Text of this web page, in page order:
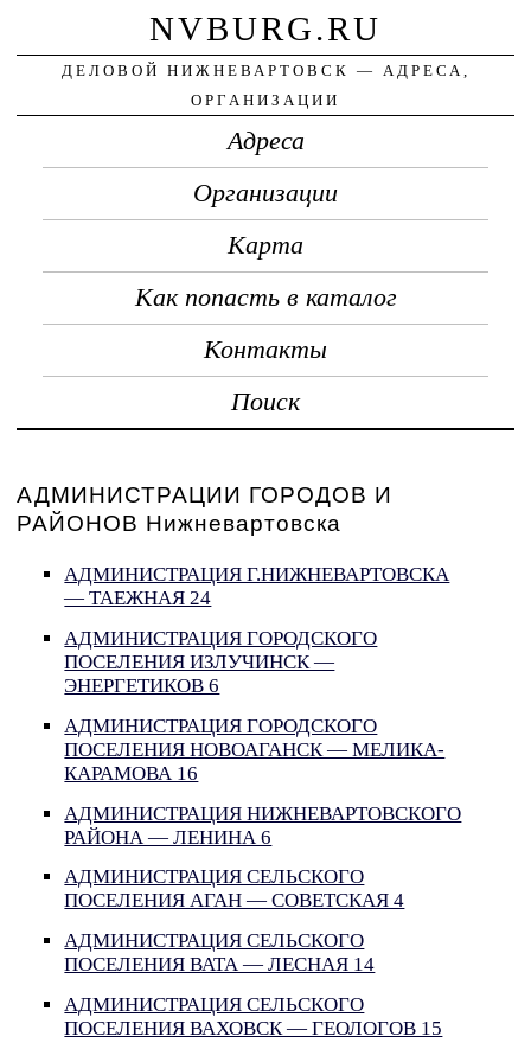
NVBURG.RU
ДЕЛОВОЙ НИЖНЕВАРТОВСК — АДРЕСА,
ОРГАНИЗАЦИИ
Адреса
Организации
Карта
Как попасть в каталог
Контакты
Поиск
АДМИНИСТРАЦИИ ГОРОДОВ И
РАЙОНОВ Нижневартовска
АДМИНИСТРАЦИЯ Г.НИЖНЕВАРТОВСКА
— ТАЕЖНАЯ 24
АДМИНИСТРАЦИЯ ГОРОДСКОГО
ПОСЕЛЕНИЯ ИЗЛУЧИНСК —
ЭНЕРГЕТИКОВ 6
АДМИНИСТРАЦИЯ ГОРОДСКОГО
ПОСЕЛЕНИЯ НОВОАГАНСК — МЕЛИКА-
КАРАМОВА 16
АДМИНИСТРАЦИЯ НИЖНЕВАРТОВСКОГО
РАЙОНА — ЛЕНИНА 6
АДМИНИСТРАЦИЯ СЕЛЬСКОГО
ПОСЕЛЕНИЯ АГАН — СОВЕТСКАЯ 4
АДМИНИСТРАЦИЯ СЕЛЬСКОГО
ПОСЕЛЕНИЯ ВАТА — ЛЕСНАЯ 14
АДМИНИСТРАЦИЯ СЕЛЬСКОГО
ПОСЕЛЕНИЯ ВАХОВСК — ГЕОЛОГОВ 15